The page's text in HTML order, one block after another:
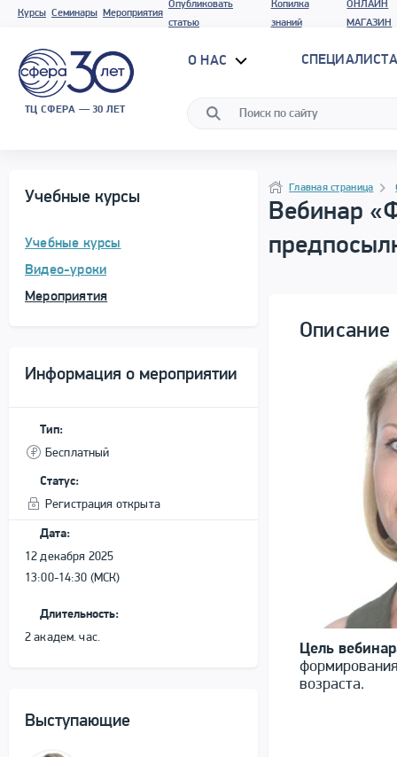
Курсы Семинары Мероприятия
Опубликовать
статью
Копилка
знаний
ОНЛАЙН
МАГАЗИН
ТЦ СФЕРА — 30 ЛЕТ
О НАС
Учебные курсы
Учебные курсы
Видео-уроки
Мероприятия
Информация о мероприятии
Тип:
Бесплатный
Статус:
Регистрация открыта
Дата:
12 декабря 2025
13:00-14:30 (МСК)
Длительность:
2 академ. час.
Выступающие
НавигацияГлавная страница
Вебинар
Описание
Цель
возраста.